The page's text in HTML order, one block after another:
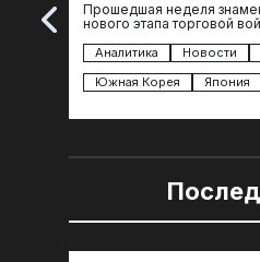
Прошедшая неделя
нового этапа торговой
импорта из более 100
Аналитика Новости
Южная Корея
Япония